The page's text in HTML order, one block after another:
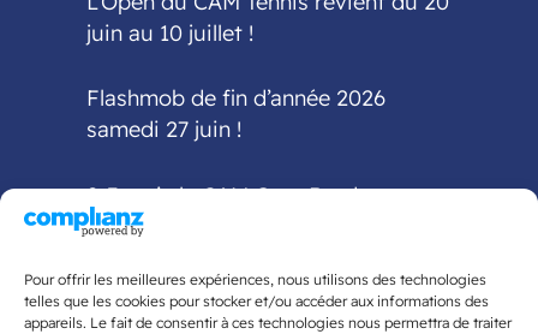
Pour offrir les meilleures expériences, nous utilisons des technologies
telles que les cookies pour stocker et/ou accéder aux informations des
appareils. Le fait de consentir à ces technologies nous permettra de traiter
juin au 10 juillet !
Flashmob de fin d’année 2026
samedi 27 juin !
2-3 mai : le CAM Gym Bordeaux
accueille la finale
Fédéral Régional